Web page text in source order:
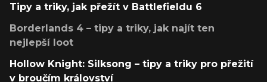
Tipy a triky, jak přežít v Battlefieldu 6
Borderlands 4 – tipy a triky, jak najít ten
nejlepší loot
Hollow Knight: Silksong – tipy a triky pro přežití
v broučím království